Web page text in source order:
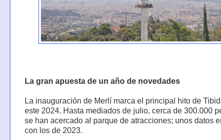
La gran apuesta de un año de novedades
La inauguración de Merlí marca el principal hito de
este 2024. Hasta mediados de julio, cerca de 300.000
se han acercado al parque de atracciones; unos datos
con los de 2023.